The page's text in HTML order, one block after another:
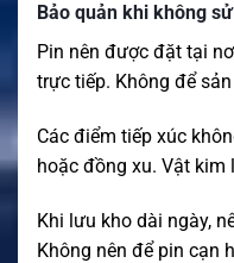
Bảo quản khi không
Pin nên được đặt tại
trực tiếp. Không để
Các điểm tiếp xúc
hoặc đồng xu. Vật kim
Khi lưu kho dài ngày,
Không nên để pin cạn